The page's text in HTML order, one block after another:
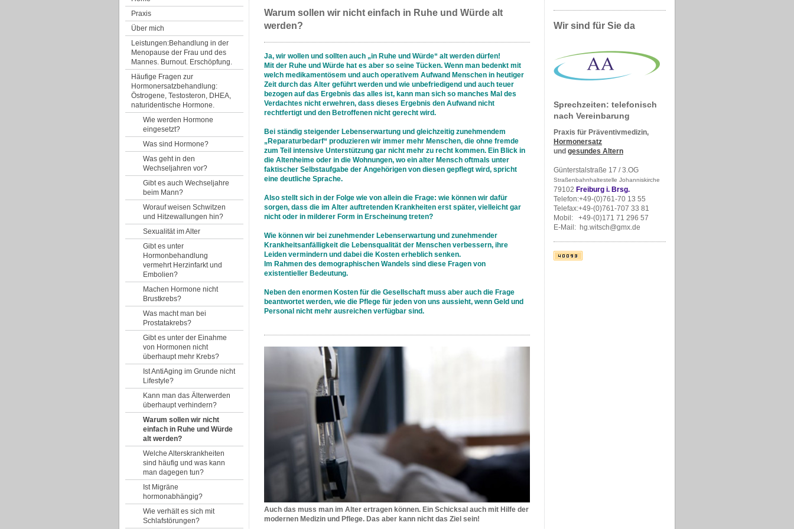
Praxis
Über mich
Leistungen:Behandlung in der
Menopause der Frau und des
Mannes. Burnout. Erschöpfung.
Häufige Fragen zur
Hormonersatzbehandlung:
Östrogene, Testosteron, DHEA,
naturidentische Hormone.
Wie werden Hormone
eingesetzt?
Was sind Hormone?
Was geht in den
Wechseljahren vor?
Gibt es auch Wechseljahre
beim Mann?
Worauf weisen Schwitzen
und Hitzewallungen hin?
Sexualität im Alter
Gibt es unter
Hormonbehandlung
vermehrt Herzinfarkt und
Embolien?
Machen Hormone nicht
Brustkrebs?
Was macht man bei
Prostatakrebs?
Gibt es unter der Einahme
von Hormonen nicht
überhaupt mehr Krebs?
Ist AntiAging im Grunde nicht
Lifestyle?
Kann man das Älterwerden
überhaupt verhindern?
Warum sollen wir nicht
einfach in Ruhe und Würde
alt werden?
Welche Alterskrankheiten
sind häufig und was kann
man dagegen tun?
Ist Migräne
hormonabhängig?
Wie verhält es sich mit
Schlafstörungen?
Warum sollen wir nicht einfach in Ruhe und Würde alt
werden?
Ja, wir wollen und sollten auch „in Ruhe und Würde“ alt werden dürfen!
Mit der Ruhe und Würde hat es aber so seine Tücken. Wenn man bedenkt mit
welch medikamentösem und auch operativem Aufwand Menschen in heutiger
Zeit durch das Alter geführt werden und wie unbefriedigend und auch teuer
bezogen auf das Ergebnis das alles ist, kann man sich so manches Mal des
Verdachtes nicht erwehren, dass dieses Ergebnis den Aufwand nicht
rechtfertigt und den Betroffenen nicht gerecht wird.
Bei ständig steigender Lebenserwartung und gleichzeitig zunehmendem
„Reparaturbedarf“ produzieren wir immer mehr Menschen, die ohne fremde
zum Teil intensive Unterstützung gar nicht mehr zu recht kommen. Ein Blick in
die Altenheime oder in die Wohnungen, wo ein alter Mensch oftmals unter
faktischer Selbstaufgabe der Angehörigen von diesen gepflegt wird, spricht
eine deutliche Sprache.
Also stellt sich in der Folge wie von allein die Frage: wie können wir dafür
sorgen, dass die im Alter auftretenden Krankheiten erst später, vielleicht gar
nicht oder in milderer Form in Erscheinung treten?
Wie können wir bei zunehmender Lebenserwartung und zunehmender
Krankheitsanfälligkeit die Lebensqualität der Menschen verbessern, ihre
Leiden vermindern und dabei die Kosten erheblich senken.
Im Rahmen des demographischen Wandels sind diese Fragen von
existentieller Bedeutung.
Neben den enormen Kosten für die Gesellschaft muss aber auch die Frage
beantwortet werden, wie die Pflege für jeden von uns aussieht, wenn Geld und
Personal nicht mehr ausreichen verfügbar sind.
Auch das muss man im Alter ertragen können. Ein Schicksal auch mit Hilfe der
modernen Medizin und Pflege. Das aber kann nicht das Ziel sein!
Wir sind für Sie da
Sprechzeiten: telefonisch
nach Vereinbarung
Praxis für Präventivmedizin,
Hormonersatz
und gesundes Altern
Günterstalstraße 17 / 3.OG
Straßenbahnhaltestelle Johanniskirche
79102 Freiburg i. Brsg.
Telefon:+49-(0)761-70 13 55
Telefax:+49-(0)761-707 33 81
Mobil: +49-(0)171 71 296 57
E-Mail: hg.witsch@gmx.de